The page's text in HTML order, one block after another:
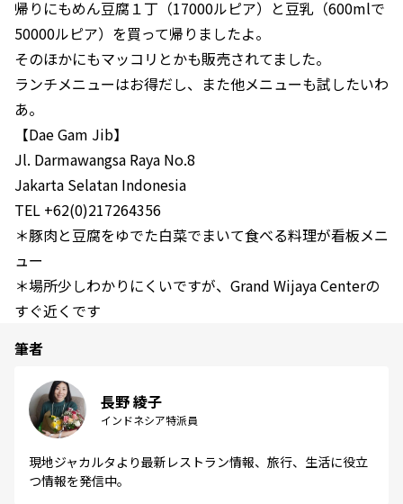
帰りにもめん豆腐１丁（17000ルピア）と豆乳（600mlで
50000ルピア）を買って帰りましたよ。
そのほかにもマッコリとかも販売されてました。
ランチメニューはお得だし、また他メニューも試したいわ
あ。
【Dae Gam Jib】
Jl. Darmawangsa Raya No.8
Jakarta Selatan Indonesia
TEL +62(0)217264356
＊豚肉と豆腐をゆでた白菜でまいて食べる料理が看板メニ
ュー
＊場所少しわかりにくいですが、Grand Wijaya Centerの
すぐ近くです
筆者
長野 綾子
インドネシア特派員
現地ジャカルタより最新レストラン情報、旅行、生活に役立
つ情報を発信中。